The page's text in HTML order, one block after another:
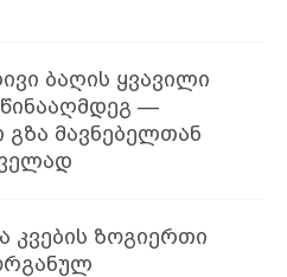
ბაღის ყვავილი
—
გზა მავნებელთან
კვების ზოგიერთი